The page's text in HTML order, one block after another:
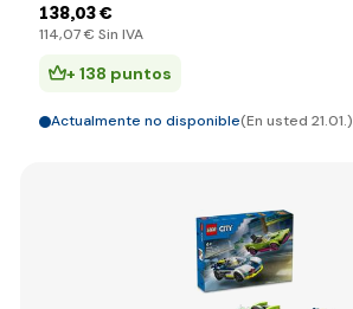
138,03 €
114,07 € Sin IVA
+ 138 puntos
Actualmente no disponible(En usted 21.01.)